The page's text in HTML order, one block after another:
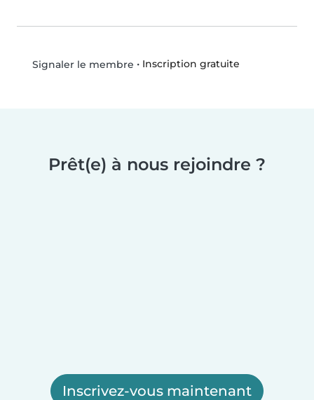
Signaler le membre • Inscription gratuite
Prêt(e) à nous rejoindre ?
Inscrivez-vous maintenant